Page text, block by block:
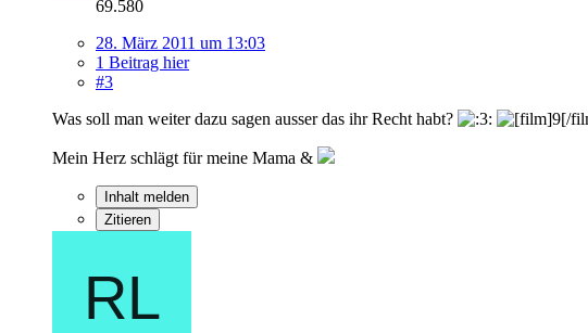
69.580
28. März 2011 um 13:03
1 Beitrag hier
#3
Was soll man weiter dazu sagen ausser das ihr Recht habt?
Mein Herz schlägt für meine Mama &
Inhalt melden
Zitieren